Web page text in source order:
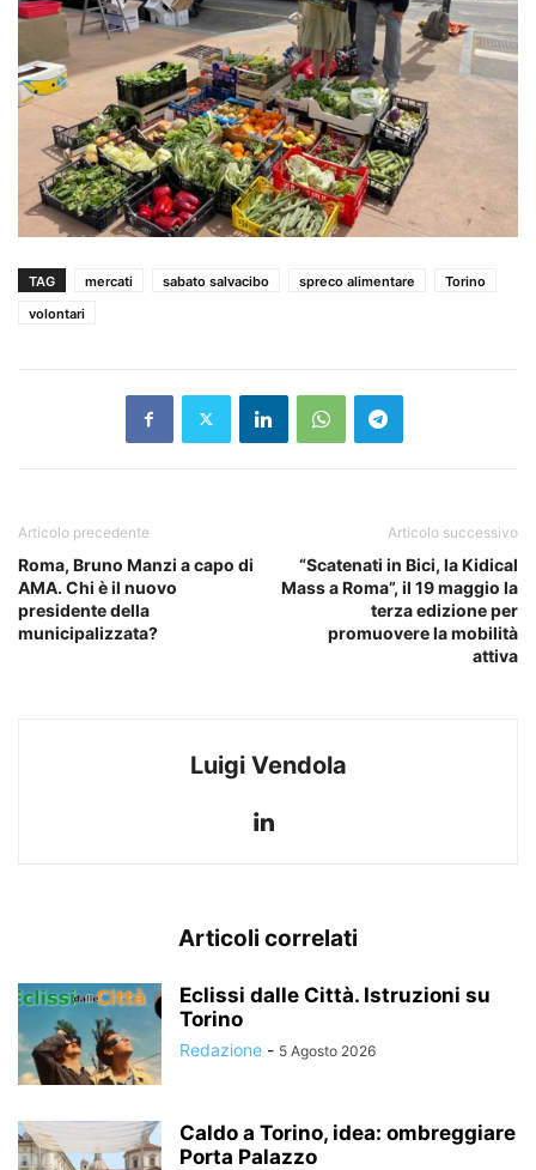
TAG mercati sabato salvacibo spreco alimentare
Torino
volontari
Articolo precedente
Roma, Bruno Manzi a capo di
AMA. Chi è il nuovo
presidente della
municipalizzata?
Articolo successivo
“Scatenati in Bici, la Kidical
Mass a Roma”, il 19 maggio la
terza edizione per
promuovere la mobilità
attiva
Luigi Vendola
Articoli correlati
Eclissi dalle Città. Istruzioni su
Torino
Redazione - 5 Agosto 2026
Caldo a Torino, idea: ombreggiare
Porta Palazzo